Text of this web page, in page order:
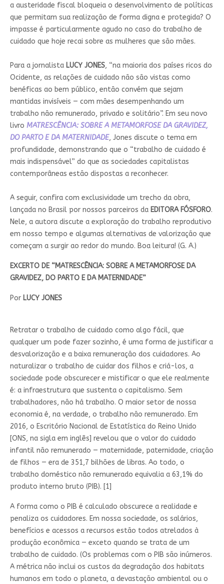
a austeridade fiscal bloqueia o desenvolvimento de políticas
que permitam sua realização de forma digna e protegida? O
impasse é particularmente agudo no caso do trabalho de
cuidado que hoje recai sobre as mulheres que são mães.
Para a jornalista LUCY JONES, “na maioria dos países ricos do
Ocidente, as relações de cuidado não são vistas como
benéficas ao bem público, então convém que sejam
mantidas invisíveis — com mães desempenhando um
trabalho não remunerado, privado e solitário”. Em seu novo
livro MATRESCÊNCIA: SOBRE A METAMORFOSE DA GRAVIDEZ,
DO PARTO E DA MATERNIDADE, Jones discute o tema em
profundidade, demonstrando que o “trabalho de cuidado é
mais indispensável” do que as sociedades capitalistas
contemporâneas estão dispostas a reconhecer.
A seguir, confira com exclusividade um trecho da obra,
lançada no Brasil por nossos parceiros da EDITORA FÓSFORO.
Nele, a autora discute a exploração do trabalho reprodutivo
em nosso tempo e algumas alternativas de valorização que
começam a surgir ao redor do mundo. Boa leitura! (G. A.)
EXCERTO DE “MATRESCÊNCIA: SOBRE A METAMORFOSE DA
GRAVIDEZ, DO PARTO E DA MATERNIDADE”
Por LUCY JONES
Retratar o trabalho de cuidado como algo fácil, que
qualquer um pode fazer sozinho, é uma forma de justificar a
desvalorização e a baixa remuneração dos cuidadores. Ao
naturalizar o trabalho de cuidar dos filhos e criá-los, a
sociedade pode obscurecer e mistificar o que ele realmente
é: a infraestrutura que sustenta o capitalismo. Sem
trabalhadores, não há trabalho. O maior setor de nossa
economia é, na verdade, o trabalho não remunerado. Em
2016, o Escritório Nacional de Estatística do Reino Unido
[ONS, na sigla em inglês] revelou que o valor do cuidado
infantil não remunerado — maternidade, paternidade, criação
de filhos — era de 351,7 bilhões de libras. Ao todo, o
trabalho doméstico não remunerado equivalia a 63,1% do
produto interno bruto (PIB). [1]
A forma como o PIB é calculado obscurece a realidade e
penaliza os cuidadores. Em nossa sociedade, os salários,
benefícios e acessos a recursos estão todos atrelados à
produção econômica — exceto quando se trata de um
trabalho de cuidado. (Os problemas com o PIB são inúmeros.
A métrica não inclui os custos da degradação dos habitats
humanos em todo o planeta, a devastação ambiental ou o